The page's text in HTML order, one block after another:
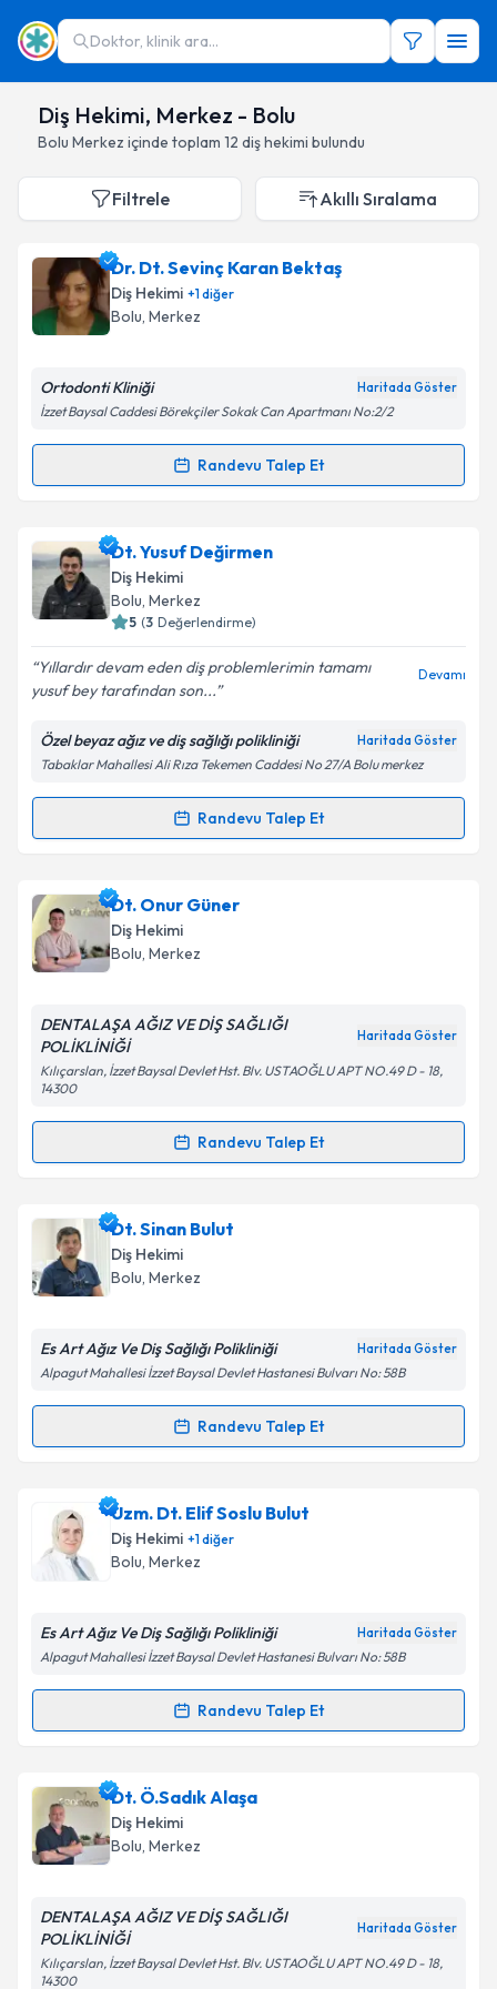
Doktor, klinik ara...
Diş Hekimi, Merkez - Bolu
Bolu Merkez içinde toplam 12 diş hekimi bulundu
Filtrele Akıllı Sıralama
Dr. Dt. Sevinç Karan Bektaş
Diş Hekimi +1diğer
Bolu, Merkez
Ortodonti Kliniği Haritada Göster
İzzet Baysal Caddesi Börekçiler Sokak Can Apartmanı No:2/2
Randevu Talep Et
Randevu Takvimi Talebi
Dr. Dt. Sevinç Karan Bektaş
talebi oluşturun. Size bu uzmandan randevu almanız
için bir takvim hazırlandığında e-posta ile
bilgilendireceğiz.
E-posta Adresiniz
Kişisel verilerimin işlenmesine ilişkinAydınlatma
Metni'ni okudum ve kişisel verilerimin belirtilen
kapsamda işlenmesini kabul ediyorum.
Dt. Yusuf Değirmen
Diş Hekimi
Bolu, Merkez
5 (3 Değerlendirme)
Yıllardır devam eden diş problemlerimin tamamı
yusuf bey tarafından son...
Devamı
Özel beyaz ağız ve diş sağlığı polikliniği Haritada Göster
Tabaklar Mahallesi Ali Rıza Tekemen Caddesi No 27/A Bolu merkez
Randevu Talep Et
Randevu Takvimi Talebi
Dt. Yusuf Değirmeniçin randevu takvimi talebi
oluşturun. Size bu uzmandan randevu almanız için bir
takvim hazırlandığında e-posta ile bilgilendireceğiz.
Metni'ni okudum ve kişisel verilerimin belirtilen
kapsamda işlenmesini kabul ediyorum.
Dt. Onur Güner
Diş Hekimi
Bolu, Merkez
DENTALAŞA AĞIZ VE DİŞ SAĞLIĞI
POLİKLİNİĞİ
Haritada Göster
Kılıçarslan, İzzet Baysal Devlet Hst. Blv. USTAOĞLU APT NO.49 D - 18,
14300
Randevu Talep Et
Randevu Takvimi Talebi
Dt. Onur Güneriçin randevu takvimi talebi oluşturun.
Size bu uzmandan randevu almanız için bir takvim
hazırlandığında e-posta ile bilgilendireceğiz.
Kişisel verilerimin işlenmesine ilişkin
Metni'ni okudum ve kişisel verilerimin belirtilen
Takvim Talebini Gönder
Dt. Sinan Bulut
Diş Hekimi
Bolu, Merkez
Es Art Ağız Ve Diş Sağlığı Polikliniği Haritada Göster
Alpagut Mahallesi İzzet Baysal Devlet Hastanesi Bulvarı No: 58B
Randevu Talep Et
Randevu Takvimi Talebi
Dt. Sinan Bulutiçin randevu takvimi talebi oluşturun.
Size bu uzmandan randevu almanız için bir takvim
hazırlandığında e-posta ile bilgilendireceğiz.
Kişisel verilerimin işlenmesine ilişkin
Metni'ni okudum ve kişisel verilerimin belirtilen
Takvim Talebini Gönder
Uzm. Dt. Elif Soslu Bulut
Diş Hekimi +1diğer
Bolu, Merkez
Es Art Ağız Ve Diş Sağlığı Polikliniği Haritada Göster
Alpagut Mahallesi İzzet Baysal Devlet Hastanesi Bulvarı No: 58B
Randevu Talep Et
Randevu Takvimi Talebi
Uzm. Dt. Elif Soslu Bulut
oluşturun. Size bu uzmandan randevu almanız için bir
takvim hazırlandığında e-posta ile bilgilendireceğiz.
Dt. Ö.Sadık Alaşa
Diş Hekimi
Bolu, Merkez
DENTALAŞA AĞIZ VE DİŞ SAĞLIĞI
POLİKLİNİĞİ
Haritada Göster
Kılıçarslan, İzzet Baysal Devlet Hst. Blv. USTAOĞLU APT NO.49 D - 18,
14300